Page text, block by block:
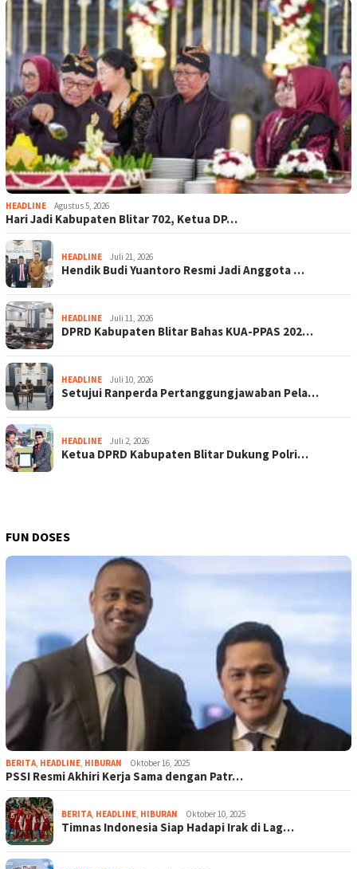
HEADLINE Agustus 5, 2026
Hari Jadi Kabupaten Blitar 702, Ketua DP…
HEADLINE Juli 21, 2026
Hendik Budi Yuantoro Resmi Jadi Anggota …
HEADLINE Juli 11, 2026
DPRD Kabupaten Blitar Bahas KUA-PPAS 202…
HEADLINE Juli 10, 2026
Setujui Ranperda Pertanggungjawaban Pela…
HEADLINE Juli 2, 2026
Ketua DPRD Kabupaten Blitar Dukung Polri…
FUN DOSES
BERITA, HEADLINE, HIBURAN Oktober 16, 2025
PSSI Resmi Akhiri Kerja Sama dengan Patr…
BERITA, HEADLINE, HIBURAN Oktober 10, 2025
Timnas Indonesia Siap Hadapi Irak di Lag…